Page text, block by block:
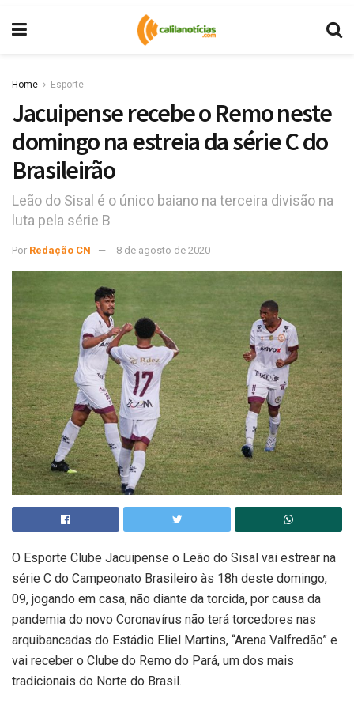
Home Esporte
Jacuipense recebe o Remo neste
domingo na estreia da série C do
Brasileirão
Leão do Sisal é o único baiano na terceira divisão na
luta pela série B
Por Redação CN 8 de agosto de 2020
O Esporte Clube Jacuipense o Leão do Sisal vai estrear na
série C do Campeonato Brasileiro às 18h deste domingo,
09, jogando em casa, não diante da torcida, por causa da
pandemia do novo Coronavírus não terá torcedores nas
arquibancadas do Estádio Eliel Martins, “Arena Valfredão” e
vai receber o Clube do Remo do Pará, um dos mais
tradicionais do Norte do Brasil.